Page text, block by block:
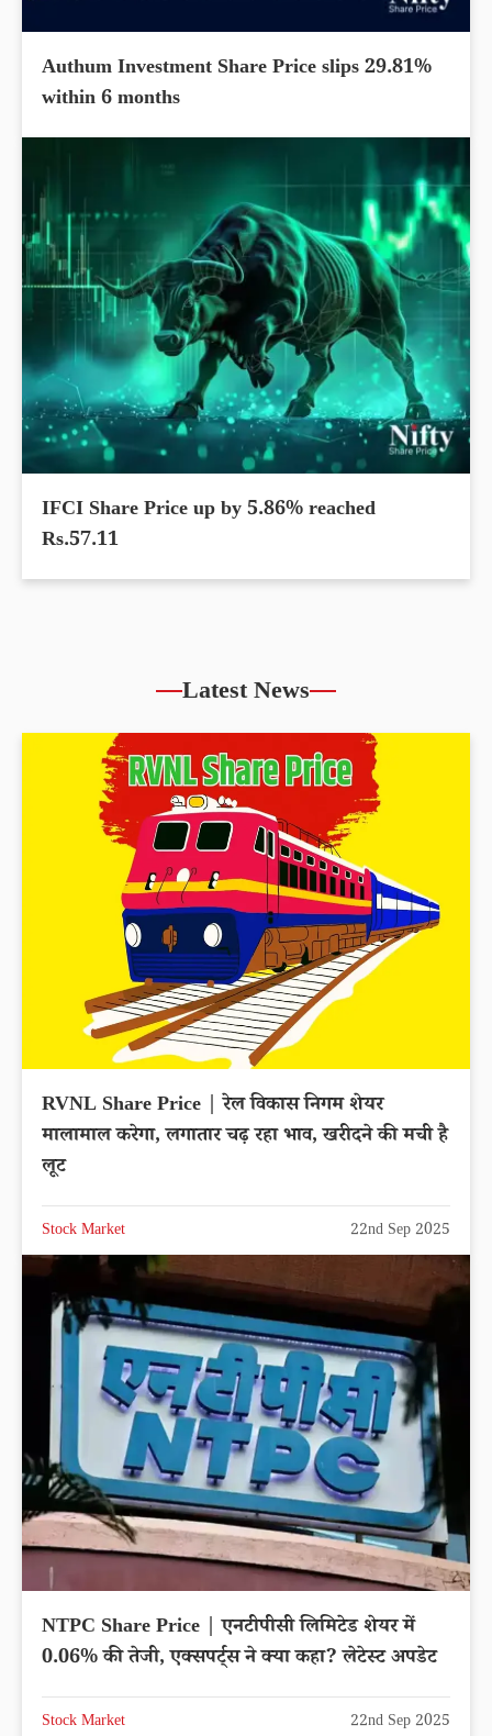
Authum Investment Share Price slips 29.81%
within 6 months
IFCI Share Price up by 5.86% reached
Rs.57.11
Latest News
RVNL Share Price | रेल विकास निगम शेयर
मालामाल करेगा, लगातार चढ़ रहा भाव, खरीदने की मची है
लूट
Stock Market 22nd Sep 2025
NTPC Share Price | एनटीपीसी लिमिटेड शेयर में
0.06% की तेजी, एक्सपर्ट्स ने क्या कहा? लेटेस्ट अपडेट
Stock Market 22nd Sep 2025